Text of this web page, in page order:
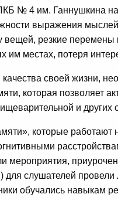
№ 4 им. Ганнушкина
выражения мыслей
вещей, резкие
им местах, потеря
своей жизни,
которая позволяет
и других
которые
мероприятия,
для слушателей провели
обучались навыкам